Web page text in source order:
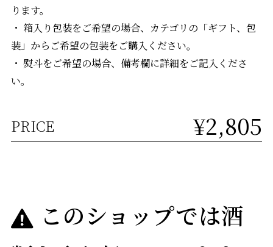
ります。
・ 箱入り包装をご希望の場合、カテゴリの「ギフト、包
装」からご希望の包装をご購入ください。
・ 熨斗をご希望の場合、備考欄に詳細をご記入くださ
い。
PRICE ¥2,805
このショップでは酒